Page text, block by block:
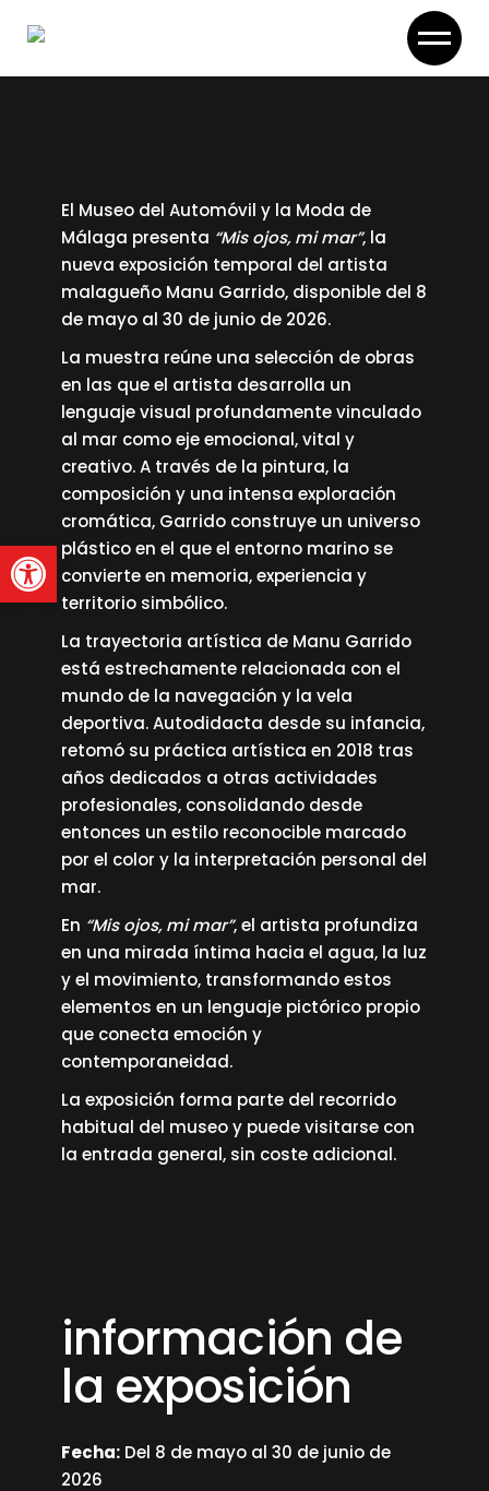
El Museo del Automóvil y la Moda de
Málaga presenta “Mis ojos, mi mar”, la
nueva exposición temporal del artista
malagueño Manu Garrido, disponible del 8
de mayo al 30 de junio de 2026.
La muestra reúne una selección de obras
en las que el artista desarrolla un
lenguaje visual profundamente vinculado
al mar como eje emocional, vital y
creativo. A través de la pintura, la
composición y una intensa exploración
cromática, Garrido construye un universo
plástico en el que el entorno marino se
convierte en memoria, experiencia y
territorio simbólico.
La trayectoria artística de Manu Garrido
está estrechamente relacionada con el
mundo de la navegación y la vela
deportiva. Autodidacta desde su infancia,
retomó su práctica artística en 2018 tras
años dedicados a otras actividades
profesionales, consolidando desde
entonces un estilo reconocible marcado
por el color y la interpretación personal del
mar.
En “Mis ojos, mi mar”, el artista profundiza
en una mirada íntima hacia el agua, la luz
y el movimiento, transformando estos
elementos en un lenguaje pictórico propio
que conecta emoción y
contemporaneidad.
La exposición forma parte del recorrido
habitual del museo y puede visitarse con
la entrada general, sin coste adicional.
información de
la exposición
Fecha: Del 8 de mayo al 30 de junio de
2026
Abrir barra de